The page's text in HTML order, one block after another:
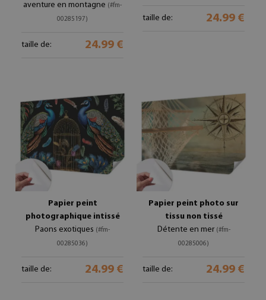
aventure en montagne (#fm-
00285197)
taille de: 24.99 €
taille de: 24.99 €
Papier peint
photographique intissé
Paons exotiques (#fm-
00285036)
taille de: 24.99 €
Papier peint photo sur
tissu non tissé
Détente en mer (#fm-
00285006)
taille de: 24.99 €